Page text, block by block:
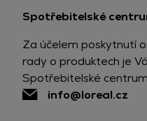
Spotřebitelské
Za účelem poskytnutí
rady o produktech je
Spotřebitelské
info@loreal.cz